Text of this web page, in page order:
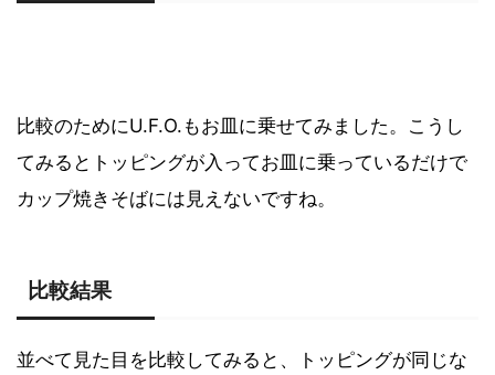
比較のためにU.F.O.もお皿に乗せてみました。こうし
てみるとトッピングが入ってお皿に乗っているだけで
カップ焼きそばには見えないですね。
比較結果
並べて見た目を比較してみると、トッピングが同じな